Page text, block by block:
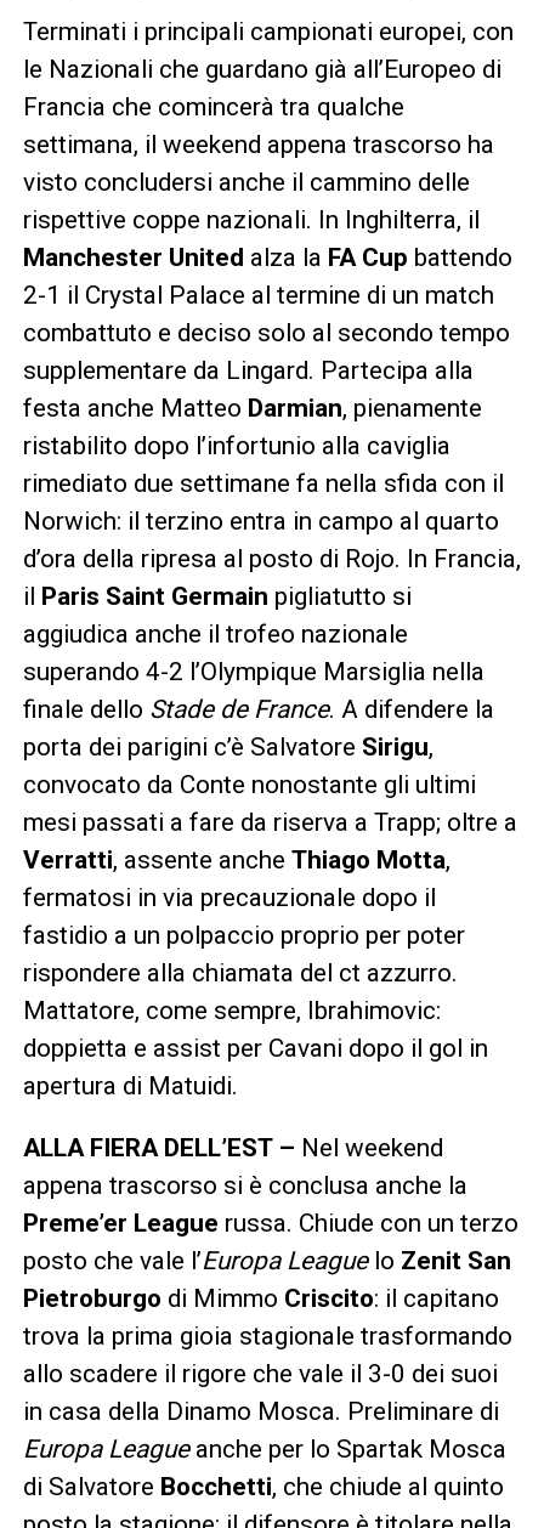
Terminati i principali campionati europei, con
le Nazionali che guardano già all’Europeo di
Francia che comincerà tra qualche
settimana, il weekend appena trascorso ha
visto concludersi anche il cammino delle
rispettive coppe nazionali. In Inghilterra, il
Manchester United alza la FA Cup battendo
2-1 il Crystal Palace al termine di un match
combattuto e deciso solo al secondo tempo
supplementare da Lingard. Partecipa alla
festa anche Matteo Darmian, pienamente
ristabilito dopo l’infortunio alla caviglia
rimediato due settimane fa nella sfida con il
Norwich: il terzino entra in campo al quarto
d’ora della ripresa al posto di Rojo. In Francia,
il
Paris Saint Germain pigliatutto si
aggiudica anche il trofeo nazionale
superando 4-2 l’Olympique Marsiglia nella
finale dello Stade de France. A difendere la
porta dei parigini c’è Salvatore Sirigu,
convocato da Conte nonostante gli ultimi
mesi passati a fare da riserva a Trapp; oltre a
Verratti, assente anche Thiago Motta,
fermatosi in via precauzionale dopo il
fastidio a un polpaccio proprio per poter
rispondere alla chiamata del ct azzurro.
Mattatore, come sempre, Ibrahimovic:
doppietta e assist per Cavani dopo il gol in
apertura di Matuidi.
ALLA FIERA DELL’EST – Nel weekend
appena trascorso si è conclusa anche la
Preme’er League russa. Chiude con un terzo
posto che vale l’Europa Leaguelo Zenit San
Pietroburgo di Mimmo Criscito: il capitano
trova la prima gioia stagionale trasformando
allo scadere il rigore che vale il 3-0 dei suoi
in casa della Dinamo Mosca. Preliminare di
Europa Leagueanche per lo Spartak Mosca
di Salvatore Bocchetti, che chiude al quinto